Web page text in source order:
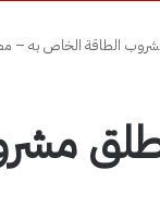
الطاقة الخاص به –